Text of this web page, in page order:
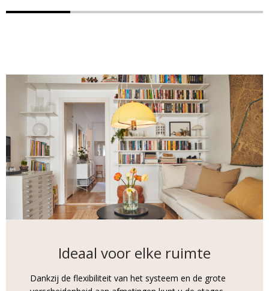
Ideaal voor elke ruimte
Dankzij de flexibiliteit van het systeem en de grote